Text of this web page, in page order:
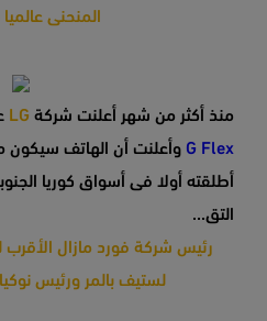
المنحنى
منذ أكثر من شهر أعلنت شركة LG
G Flex وأعلنت أن الهاتف سيكون
أطلقته أولا فى أسواق كوريا
التق...
رئيس شركة فورد مازال
لستيف بالمر ورئيس